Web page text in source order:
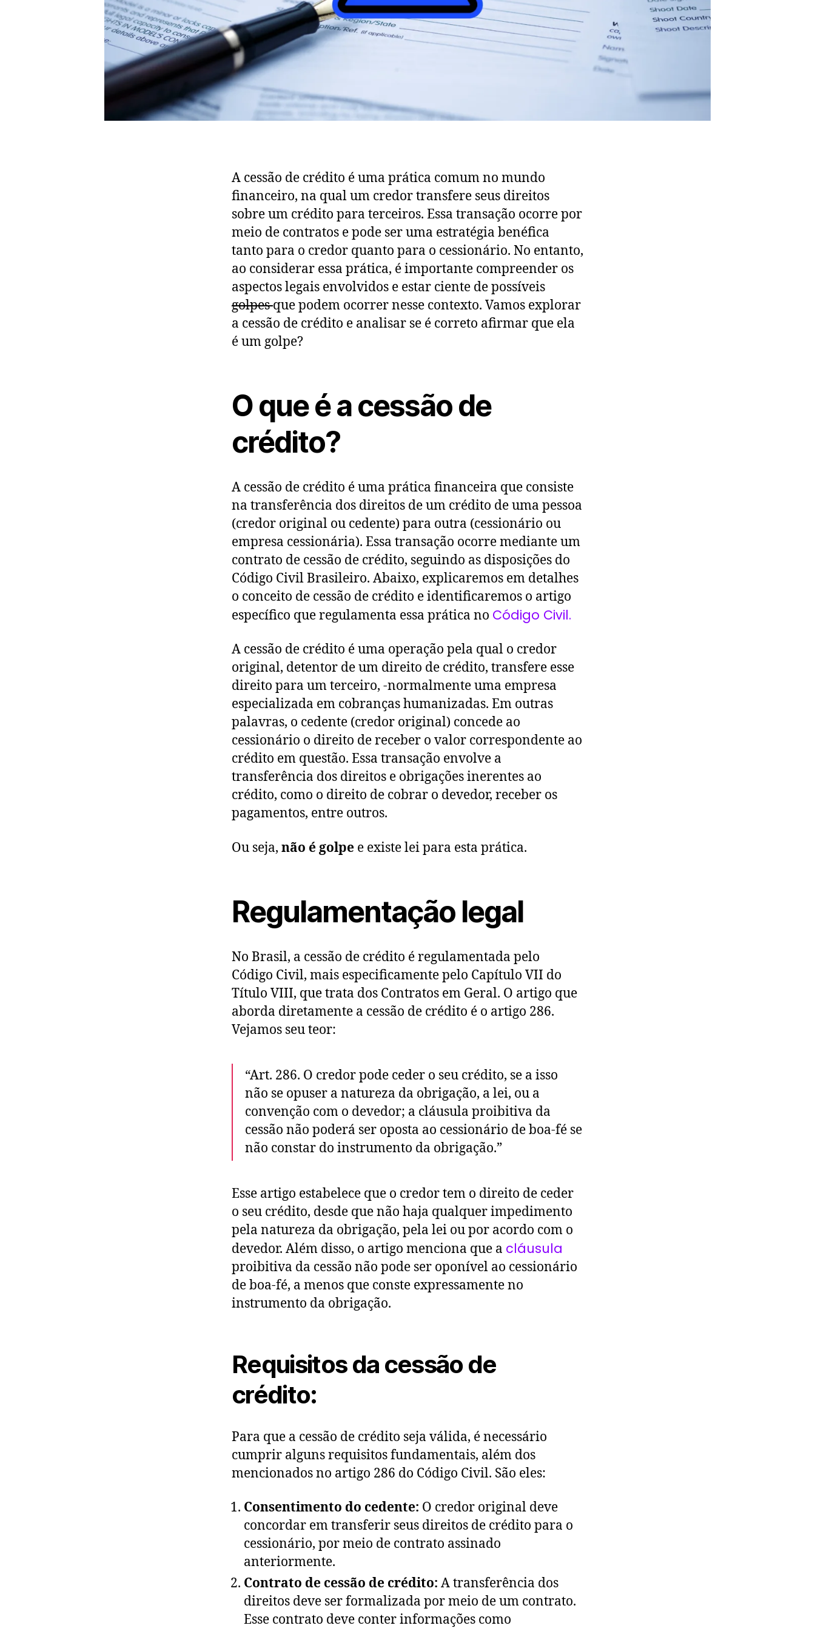
A cessão de crédito é uma prática comum no mundo
financeiro, na qual um credor transfere seus direitos
sobre um crédito para terceiros. Essa transação ocorre por
meio de contratos e pode ser uma estratégia benéfica
tanto para o credor quanto para o cessionário. No entanto,
ao considerar essa prática, é importante compreender os
aspectos legais envolvidos e estar ciente de possíveis
golpesque podem ocorrer nesse contexto. Vamos explorar
a cessão de crédito e analisar se é correto afirmar que ela
é um golpe?
O que é a cessão de
crédito?
A cessão de crédito é uma prática financeira que consiste
na transferência dos direitos de um crédito de uma pessoa
(credor original ou cedente) para outra (cessionário ou
empresa cessionária). Essa transação ocorre mediante um
contrato de cessão de crédito, seguindo as disposições do
Código Civil Brasileiro. Abaixo, explicaremos em detalhes
o conceito de cessão de crédito e identificaremos o artigo
específico que regulamenta essa prática no Código Civil.
A cessão de crédito é uma operação pela qual o credor
original, detentor de um direito de crédito, transfere esse
direito para um terceiro, -normalmente uma empresa
especializada em cobranças humanizadas. Em outras
palavras, o cedente (credor original) concede ao
cessionário o direito de receber o valor correspondente ao
crédito em questão. Essa transação envolve a
transferência dos direitos e obrigações inerentes ao
crédito, como o direito de cobrar o devedor, receber os
pagamentos, entre outros.
Ou seja, não é golpe e existe lei para esta prática.
Regulamentação legal
No Brasil, a cessão de crédito é regulamentada pelo
Código Civil, mais especificamente pelo Capítulo VII do
Título VIII, que trata dos Contratos em Geral. O artigo que
aborda diretamente a cessão de crédito é o artigo 286.
Vejamos seu teor:
“Art. 286. O credor pode ceder o seu crédito, se a isso
não se opuser a natureza da obrigação, a lei, ou a
convenção com o devedor; a cláusula proibitiva da
cessão não poderá ser oposta ao cessionário de boa-fé se
não constar do instrumento da obrigação.”
Esse artigo estabelece que o credor tem o direito de ceder
o seu crédito, desde que não haja qualquer impedimento
pela natureza da obrigação, pela lei ou por acordo com o
devedor. Além disso, o artigo menciona que a cláusula
proibitiva da cessão não pode ser oponível ao cessionário
de boa-fé, a menos que conste expressamente no
instrumento da obrigação.
Requisitos da cessão de
crédito:
Para que a cessão de crédito seja válida, é necessário
cumprir alguns requisitos fundamentais, além dos
mencionados no artigo 286 do Código Civil. São eles:
Consentimento do cedente: O credor original deve
concordar em transferir seus direitos de crédito para o
cessionário, por meio de contrato assinado
anteriormente.
Contrato de cessão de crédito: A transferência dos
direitos deve ser formalizada por meio de um contrato.
Esse contrato deve conter informações como